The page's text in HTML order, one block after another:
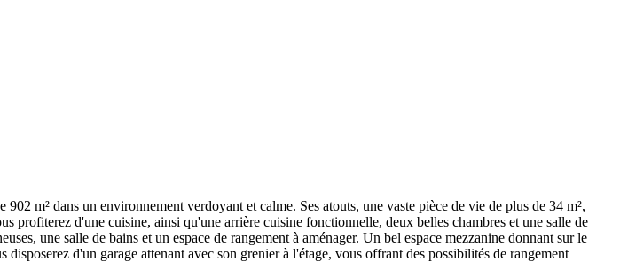
m² dans un environnement verdoyant et calme. Ses atouts, une vaste pièce de vie de plus de 34 m²,
profiterez d'une cuisine, ainsi qu'une arrière cuisine fonctionnelle, deux belles chambres et une salle de
une salle de bains et un espace de rangement à aménager. Un bel espace mezzanine donnant sur le
d'un garage attenant avec son grenier à l'étage, vous offrant des possibilités de rangement